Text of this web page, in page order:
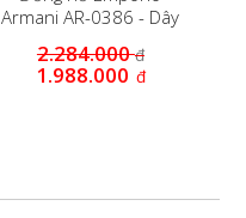
Armani AR-0386 - Dây
2.284.000đ
1.988.000 đ